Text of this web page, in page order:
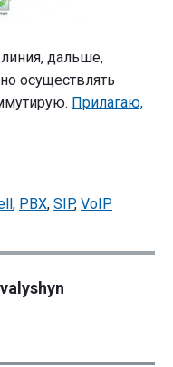
дальше,
осуществлять
Прилагаю,
, PBX, SIP, VoIP